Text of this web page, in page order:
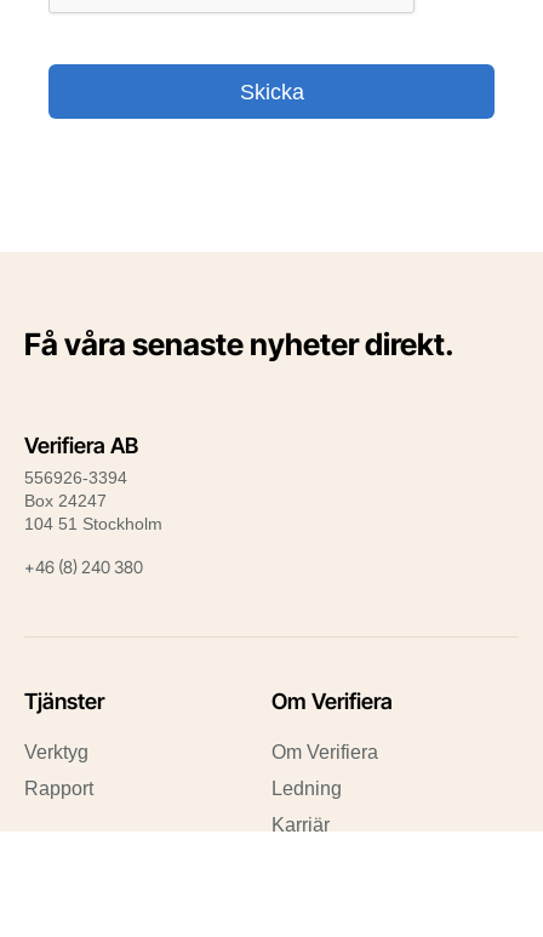
Få våra senaste nyheter direkt.
Verifiera AB
556926-3394
Box 24247
104 51 Stockholm
+46 (8) 240 380
Tjänster
Verktyg
Rapport
Om Verifiera
Om Verifiera
Ledning
Karriär